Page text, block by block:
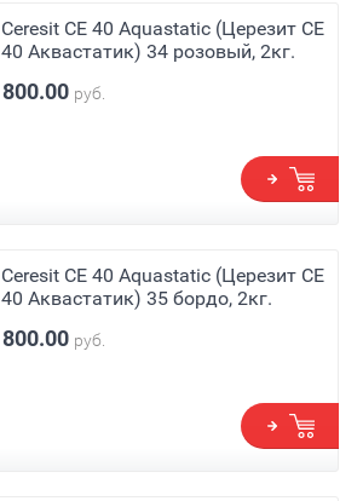
Ceresit СЕ 40 Aquastatic (Церезит СЕ
40 Аквастатик) 34 розовый, 2кг.
800.00 руб.
Ceresit СЕ 40 Aquastatic (Церезит СЕ
40 Аквастатик) 35 бордо, 2кг.
800.00 руб.